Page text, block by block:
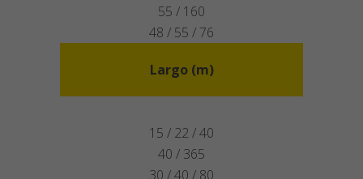
55 / 160
48 / 55 / 76
Largo (m)
15 / 22 / 40
40 / 365
30 / 40 / 80